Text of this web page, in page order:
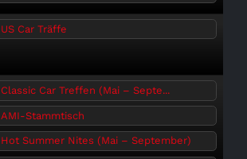
US Car Träffe
Classic Car Treffen (Mai – Septe...
AMI-Stammtisch
Hot Summer Nites (Mai – September)